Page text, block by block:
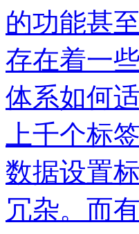
的功能甚
存在着一
体系如何
上千个标
数据设置
冗杂。而